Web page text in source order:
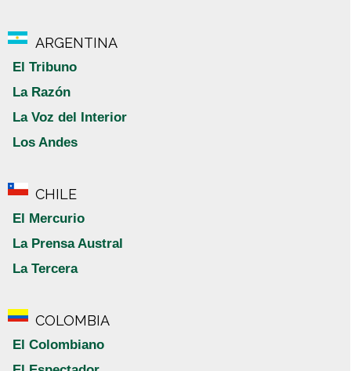
ARGENTINA
El Tribuno
La Razón
La Voz del Interior
Los Andes
CHILE
El Mercurio
La Prensa Austral
La Tercera
COLOMBIA
El Colombiano